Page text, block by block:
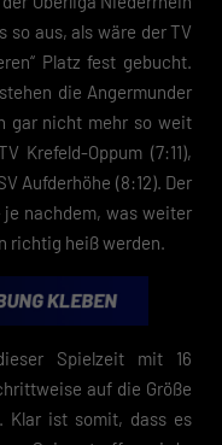
so aus, als wäre der TV
Platz fest gebucht.
die Angermunder
gar nicht mehr so weit
Krefeld-Oppum (7:11),
Aufderhöhe (8:12). Der
je nachdem, was weiter
richtig heiß werden.
Spielzeit mit 16
auf die Größe
Klar ist somit, dass es
Cookies. Sie
oder sich weitere
bestimmte Cookies
anzeigen
Datenschutzerklärung